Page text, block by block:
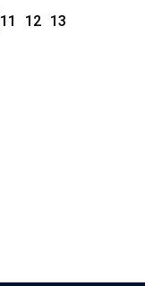
11 12 13